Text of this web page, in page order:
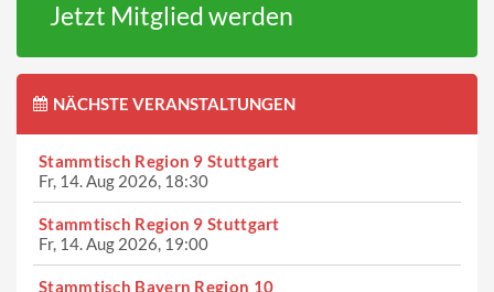
Jetzt Mitglied werden
NÄCHSTE VERANSTALTUNGEN
Stammtisch Region 9 Stuttgart
Fr, 14. Aug 2026, 18:30
Stammtisch Region 9 Stuttgart
Fr, 14. Aug 2026, 19:00
Stammtisch Bayern Region 10